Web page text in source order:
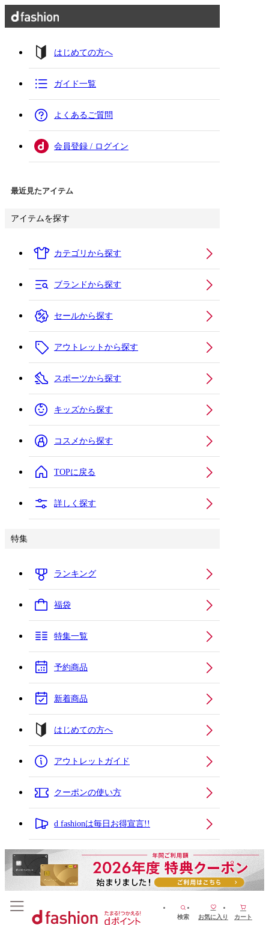
はじめての方へ
ガイド一覧
よくあるご質問
会員登録 / ログイン
最近見たアイテム
アイテムを探す
カテゴリから探す
ブランドから探す
セールから探す
アウトレットから探す
スポーツから探す
キッズから探す
コスメから探す
TOPに戻る
詳しく探す
特集
ランキング
福袋
特集一覧
予約商品
新着商品
はじめての方へ
アウトレットガイド
クーポンの使い方
d fashionは毎日お得宣言!!
検索 お気に入り カート